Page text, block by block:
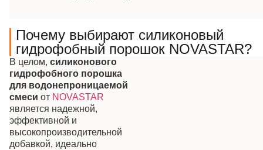
Почему выбирают силиконовый
гидрофобный порошок NOVASTAR?
В целом, силиконового
гидрофобного порошка
для водонепроницаемой
смеси от NOVASTAR
является надежной,
эффективной и
высокопроизводительной
добавкой, идеально